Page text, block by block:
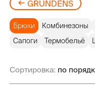
GRUNDENS
Брюки Комбинезоны
Сапоги
Термобельё
Сортировка: